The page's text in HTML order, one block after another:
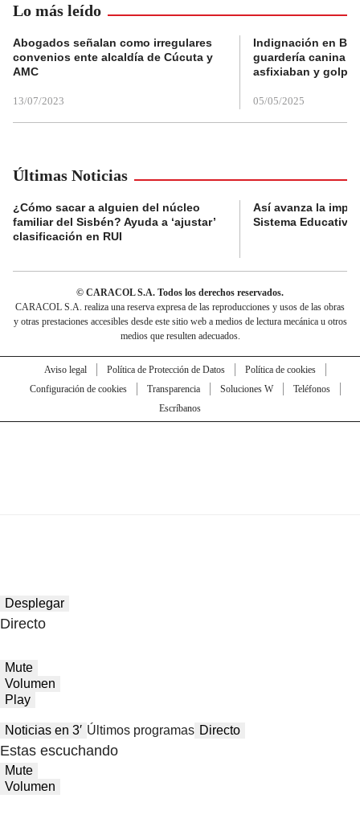
Lo más leído
Abogados señalan como irregulares
convenios ente alcaldía de Cúcuta y
AMC
13/07/2023
Indignación en
guardería canina
asfixiaban y
05/05/2025
Últimas Noticias
¿Cómo sacar a alguien del núcleo
familiar del Sisbén? Ayuda a ‘ajustar’
clasificación en RUI
Así avanza la
Sistema Educativo
© CARACOL S.A. Todos los derechos reservados.
CARACOL S.A. realiza una reserva expresa de las reproducciones y usos de las obras
y otras prestaciones accesibles desde este sitio web a medios de lectura mecánica u otros
medios que resulten adecuados.
Aviso legal Política de Protección de Datos
Política de cookies
Configuración de cookies
Transparencia Soluciones W
Teléfonos
Escríbanos
Desplegar
Directo
Mute
Volumen
Play
Noticias en 3′ Últimos programas Directo
Estas escuchando
Mute
Volumen